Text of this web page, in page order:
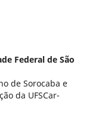
Federal de São
de Sorocaba e
da UFSCar-